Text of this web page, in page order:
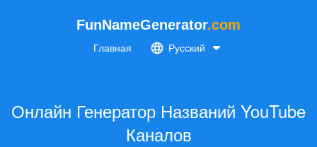
FunNameGenerator.com
Главная Русский
Онлайн Генератор Названий YouTube
Каналов